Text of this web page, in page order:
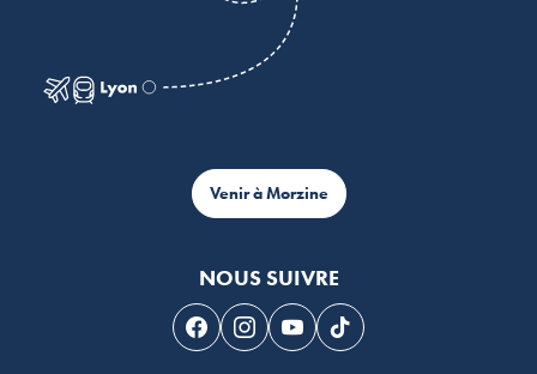
Venir à Morzine
NOUS SUIVRE
Suivez-nous sur Facebook
Suivez-nous sur Instagram
Suivez-nous sur Youtube
Suivez-nous sur